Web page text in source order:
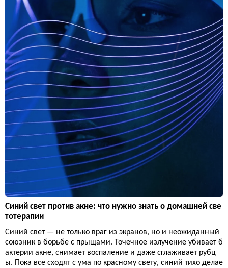
Синий свет против акне: что нужно знать о домашней све
тотерапии
Синий свет — не только враг из экранов, но и неожиданный
союзник в борьбе с прыщами. Точечное излучение убивает б
актерии акне, снимает воспаление и даже сглаживает рубц
ы. Пока все сходят с ума по красному свету, синий тихо делае